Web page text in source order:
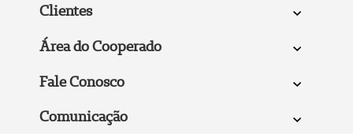
Clientes
Área do Cooperado
Fale Conosco
Comunicação